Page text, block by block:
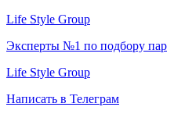
Life Style Group
Эксперты №1 по подбору пар
Life Style Group
Написать в Телеграм